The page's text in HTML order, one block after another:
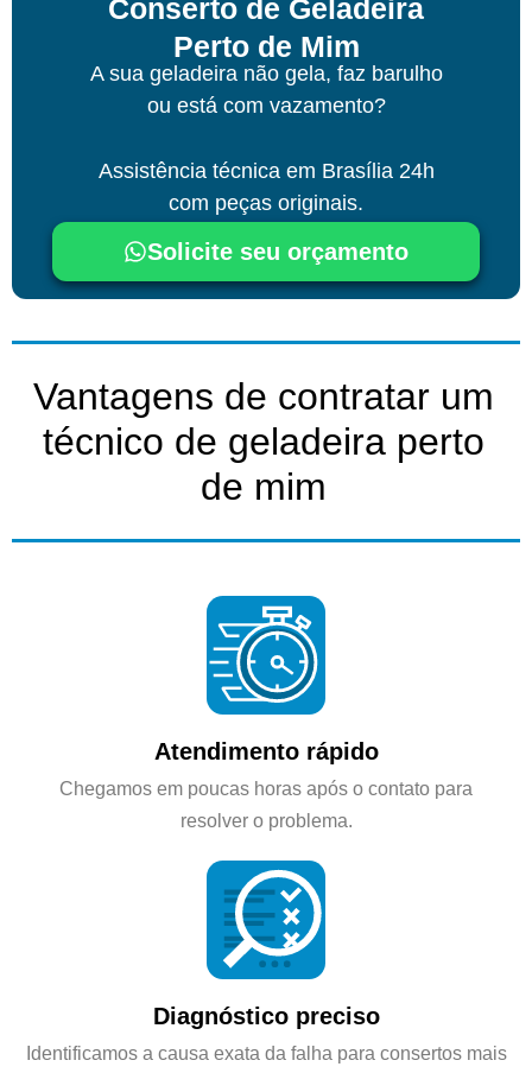
Conserto de Geladeira
Perto de Mim
A sua geladeira não gela, faz barulho
ou está com vazamento?
Assistência técnica em Brasília24h
com peças originais.
Solicite seu orçamento
Vantagens de contratar um
técnico de geladeira perto
de mim
Atendimento rápido
Chegamos em poucas horas após o contato para
resolver o problema.
Diagnóstico preciso
Identificamos a causa exata da falha para consertos mais